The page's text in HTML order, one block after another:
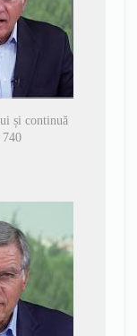
și continuă